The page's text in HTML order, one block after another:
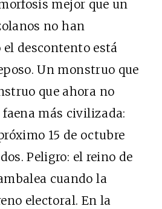
mejor que un
no han
descontento está
Un monstruo que
que ahora no
más civilizada:
15 de octubre
Peligro: el reino de
cuando la
electoral. En la